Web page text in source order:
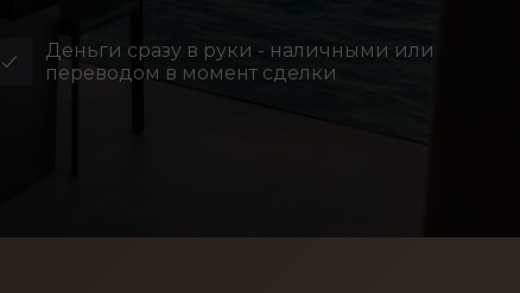
Деньги сразу в руки - наличными или
переводом в момент сделки